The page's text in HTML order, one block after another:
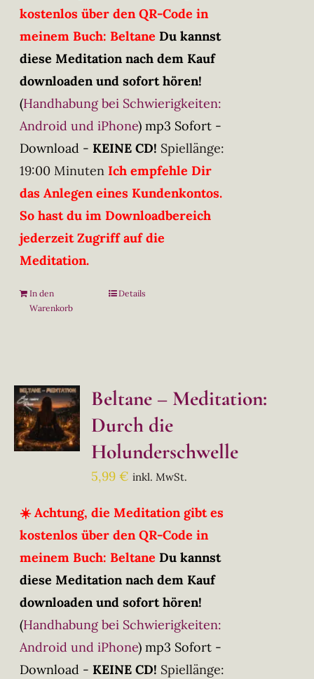
kostenlos über den QR-Code in
meinem Buch: Beltane Du kannst
diese Meditation nach dem Kauf
downloaden und sofort hören!
(Handhabung bei Schwierigkeiten:
Android und iPhone) mp3 Sofort -
Download - KEINE CD! Spiellänge:
19:00 Minuten Ich empfehle Dir
das Anlegen eines Kundenkontos.
So hast du im Downloadbereich
jederzeit Zugriff auf die
Meditation.
In den
Warenkorb
Details
Beltane – Meditation:
Durch die
Holunderschwelle
5,99€ inkl. MwSt.
☀️ Achtung, die Meditation gibt es
kostenlos über den QR-Code in
meinem Buch: Beltane Du kannst
diese Meditation nach dem Kauf
downloaden und sofort hören!
(Handhabung bei Schwierigkeiten:
Android und iPhone) mp3 Sofort -
Download - KEINE CD! Spiellänge: